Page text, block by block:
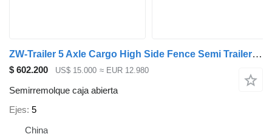
ZW-Trailer 5 Axle Cargo High Side Fence Semi Trailer for Zimbabwe
$ 602.200 US$ 15.000 ≈ EUR 12.980
Semirremolque caja abierta
Ejes 5
China